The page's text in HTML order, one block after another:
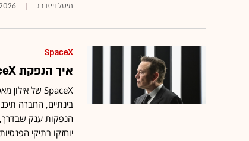
מיטל וייזברג
SpaceX
איך הנפקת SpaceX תשפיע על החסכונות של הישראלים?
הנפקות ענק שבדרך,
יוחזקו בתיקי